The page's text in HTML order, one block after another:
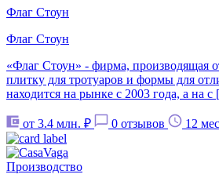
Флаг Стоун
Флаг Стоун
«Флаг Стоун» - фирма, производящая
плитку для тротуаров и формы для
находится на рынке с 2003 года, а на с
от 3.4 млн. ₽ 0 отзывов 12
Производство